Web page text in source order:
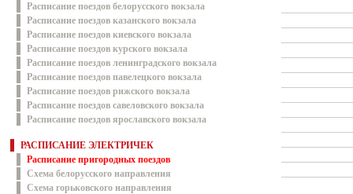
Расписание поездов белорусского вокзала
Расписание поездов казанского вокзала
Расписание поездов киевского вокзала
Расписание поездов курского вокзала
Расписание поездов ленинградского вокзала
Расписание поездов павелецкого вокзала
Расписание поездов рижского вокзала
Расписание поездов савеловского вокзала
Расписание поездов ярославского вокзала
РАСПИСАНИЕ ЭЛЕКТРИЧЕК
Расписание пригородных поездов
Схема белорусского направления
Схема горьковского направления